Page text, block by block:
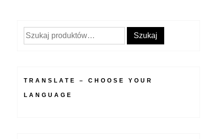
Szukaj: Szukaj
TRANSLATE – CHOOSE YOUR
LANGUAGE